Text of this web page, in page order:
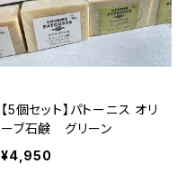
【5個セット】パトーニス オリ
ーブ石鹸 グリーン
¥4,950